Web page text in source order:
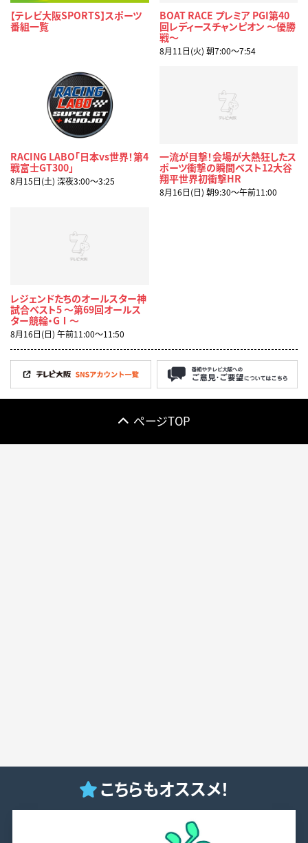
【テレビ大阪SPORTS】スポーツ
番組一覧
BOAT RACE プレミア PGI第40
回レディースチャンピオン ～優勝
戦～
8月11日(火) 朝7:00〜7:54
RACING LABO「日本vs世界！第4
戦富士GT300」
8月15日(土) 深夜3:00〜3:25
一流が目撃！会場が大熱狂したス
ポーツ衝撃の瞬間ベスト12大谷
翔平世界初衝撃HR
8月16日(日) 朝9:30〜午前11:00
レジェンドたちのオールスター神
試合ベスト5 ～第69回オールス
ター競輪・GⅠ～
8月16日(日) 午前11:00〜11:50
ページTOP
こちらもオススメ！